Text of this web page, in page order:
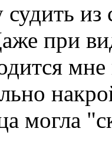
судить
при
могла